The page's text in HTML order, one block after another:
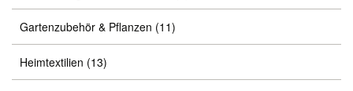
Gartenzubehör & Pflanzen (11)
Heimtextilien (13)